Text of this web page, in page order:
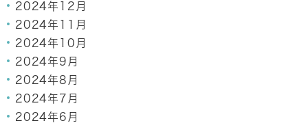
2024年12月
2024年11月
2024年10月
2024年9月
2024年8月
2024年7月
2024年6月